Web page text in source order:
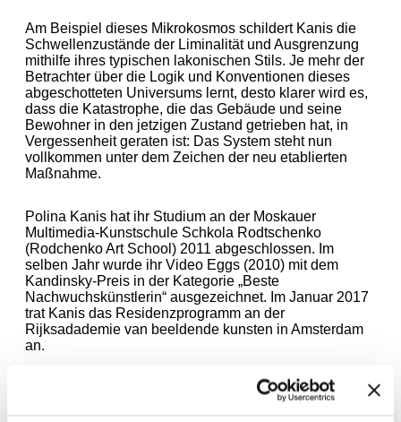
Am Beispiel dieses Mikrokosmos schildert Kanis die
Schwellenzustände der Liminalität und Ausgrenzung
mithilfe ihres typischen lakonischen Stils. Je mehr der
Betrachter über die Logik und Konventionen dieses
abgeschotteten Universums lernt, desto klarer wird es,
dass die Katastrophe, die das Gebäude und seine
Bewohner in den jetzigen Zustand getrieben hat, in
Vergessenheit geraten ist: Das System steht nun
vollkommen unter dem Zeichen der neu etablierten
Maßnahme.
Polina Kanis hat ihr Studium an der Moskauer
Multimedia-Kunstschule Schkola Rodtschenko
(Rodchenko Art School) 2011 abgeschlossen. Im
selben Jahr wurde ihr Video Eggs (2010) mit dem
Kandinsky-Preis in der Kategorie „Beste
Nachwuchskünstlerin“ ausgezeichnet. Im Januar 2017
trat Kanis das Residenzprogramm an der
Rijksadademie van beeldende kunsten in Amsterdam
an.
Kapsel 08 wird von Daniel Milnes kuratiert.